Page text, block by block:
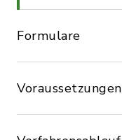
Formulare
Voraussetzungen